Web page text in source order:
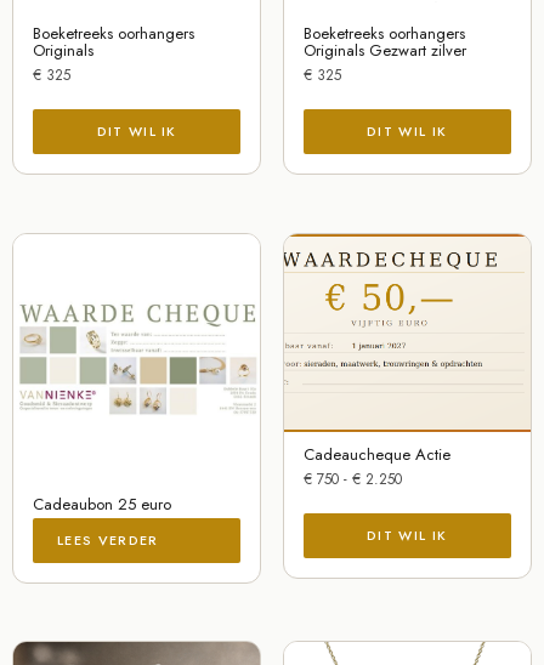
Boeketreeks oorhangers
Originals
€ 325
Boeketreeks oorhangers
Originals Gezwart zilver
€325
Cadeaubon 25 euro
LEES VERDER
Cadeaucheque Actie
€750 - €2.250